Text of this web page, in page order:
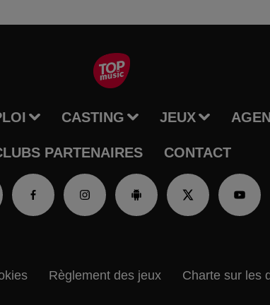
CASTING JEUX
PARTENAIRES CONTACT
Règlement des jeux Charte sur les